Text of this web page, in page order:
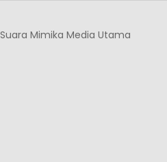
Suara Mimika Media Utama